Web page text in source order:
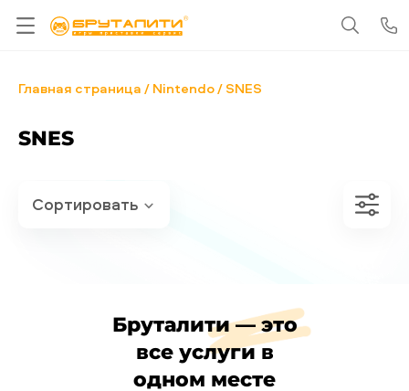
Главная страница Nintendo SNES
SNES
Бруталити — это
все услуги в
одном месте